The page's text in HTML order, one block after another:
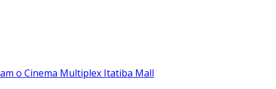
o Cinema Multiplex Itatiba Mall